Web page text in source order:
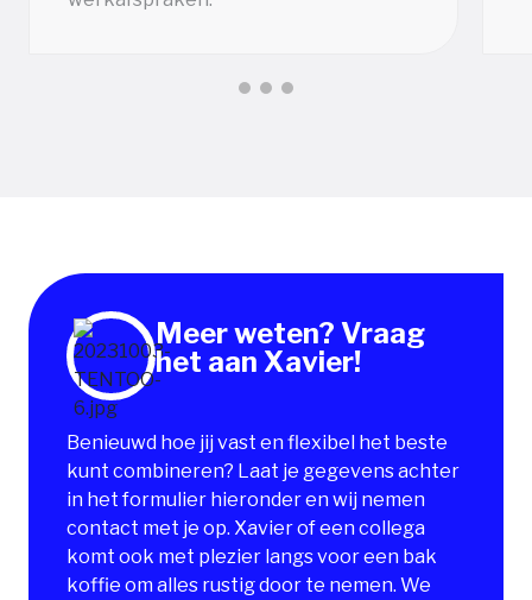
Meer weten? Vraag
het aan Xavier!
Benieuwd hoe jij vast en flexibel het beste
kunt combineren? Laat je gegevens achter
in het formulier hieronder en wij nemen
contact met je op. Xavier of een collega
komt ook met plezier langs voor een bak
koffie om alles rustig door te nemen. We